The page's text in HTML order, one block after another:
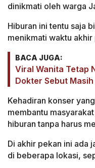
dinikmati oleh warga
Hiburan ini tentu saja
menikmati waktu akhir
BACA JUGA:
Viral Wanita Tetap
Dokter Sebut
Kehadiran konser
membantu
hiburan tanpa harus
Di akhir pekan ini ada
di beberapa lokasi,